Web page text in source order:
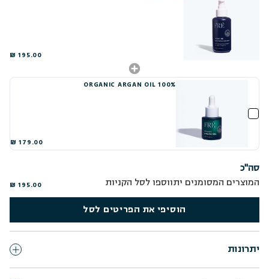
195.00 ₪
100% ORGANIC ARGAN OIL
179.00 ₪
סה"כ
המוצרים המסומנים יתווספו לסל הקניות
195.00 ₪
הוסיפי את הפריטים לסל
יתרונות